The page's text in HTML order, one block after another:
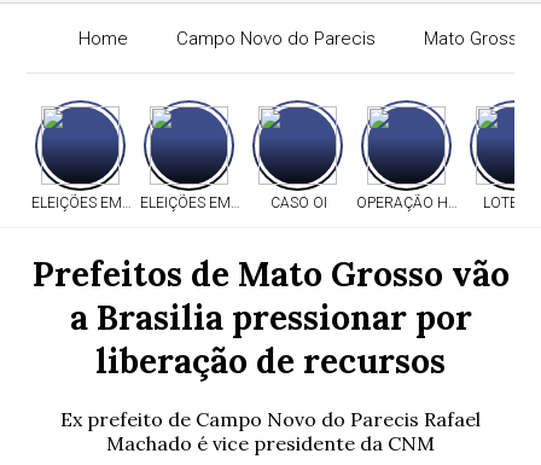
Home Campo Novo do Parecis Mato Grosso
ELEIÇÕES EM MTELEIÇÕES EM MT CASO OI OPERAÇÃO HERITAGE
Prefeitos de Mato Grosso vão
a Brasilia pressionar por
liberação de recursos
Ex prefeito de Campo Novo do Parecis Rafael
Machado é vice presidente da CNM